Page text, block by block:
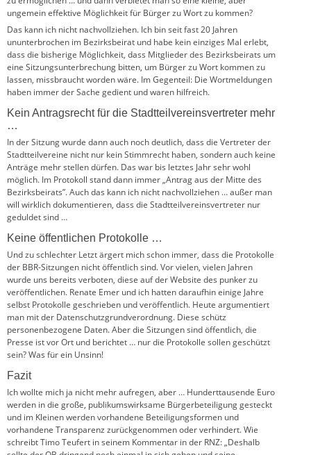
ungemein effektive Möglichkeit für Bürger zu Wort zu kommen?
Das kann ich nicht nachvollziehen. Ich bin seit fast 20 Jahren
ununterbrochen im Bezirksbeirat und habe kein einziges Mal erlebt,
dass die bisherige Möglichkeit, dass Mitglieder des Bezirksbeirats um
eine Sitzungsunterbrechung bitten, um Bürger zu Wort kommen zu
lassen, missbraucht worden wäre. Im Gegenteil: Die Wortmeldungen
haben immer der Sache gedient und waren hilfreich.
Kein Antragsrecht für die Stadtteilvereinsvertreter mehr
…
In der Sitzung wurde dann auch noch deutlich, dass die Vertreter der
Stadtteilvereine nicht nur kein Stimmrecht haben, sondern auch keine
Anträge mehr stellen dürfen. Das war bis letztes Jahr sehr wohl
möglich. Im Protokoll stand dann immer „Antrag aus der Mitte des
Bezirksbeirats”. Auch das kann ich nicht nachvollziehen … außer man
will wirklich dokumentieren, dass die Stadtteilvereinsvertreter nur
geduldet sind …
Keine öffentlichen Protokolle …
Und zu schlechter Letzt ärgert mich schon immer, dass die Protokolle
der BBR-Sitzungen nicht öffentlich sind. Vor vielen, vielen Jahren
wurde uns bereits verboten, diese auf der Website des punker zu
veröffentlichen. Renate Emer und ich hatten daraufhin einige Jahre
selbst Protokolle geschrieben und veröffentlich. Heute argumentiert
man mit der Datenschutzgrundverordnung. Diese schütz
personenbezogene Daten. Aber die Sitzungen sind öffentlich, die
Presse ist vor Ort und berichtet … nur die Protokolle sollen geschützt
sein? Was für ein Unsinn!
Fazit
Ich wollte mich ja nicht mehr aufregen, aber … Hunderttausende Euro
werden in die große, publikumswirksame Bürgerbeteiligung gesteckt
und im Kleinen werden vorhandene Beteiligungsformen und
vorhandene Transparenz zurückgenommen oder verhindert. Wie
schreibt Timo Teufert in seinem Kommentar in der RNZ: „Deshalb